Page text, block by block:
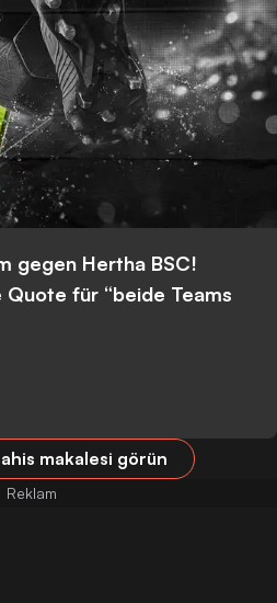
gegen Hertha BSC!
für “beide Teams
makalesi görün